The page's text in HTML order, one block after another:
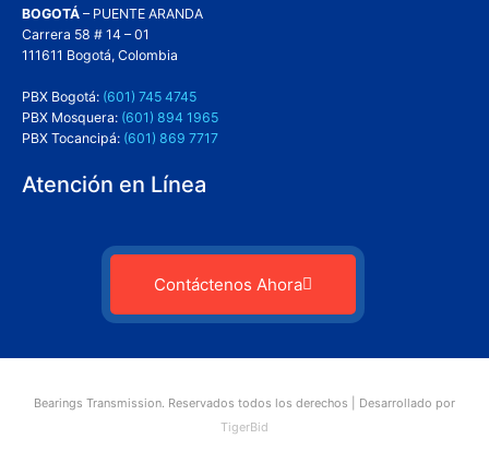
BOGOTÁ – PUENTE ARANDA
Carrera 58 # 14 – 01
111611 Bogotá, Colombia
PBX Bogotá: (601) 745 4745
PBX Mosquera: (601) 894 1965
PBX Tocancipá: (601) 869 7717
Atención en Línea
Contáctenos Ahora
Bearings Transmission. Reservados todos los derechos | Desarrollado por
TigerBid